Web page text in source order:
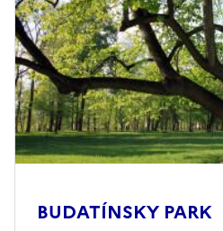
BUDATÍNSKY PARK